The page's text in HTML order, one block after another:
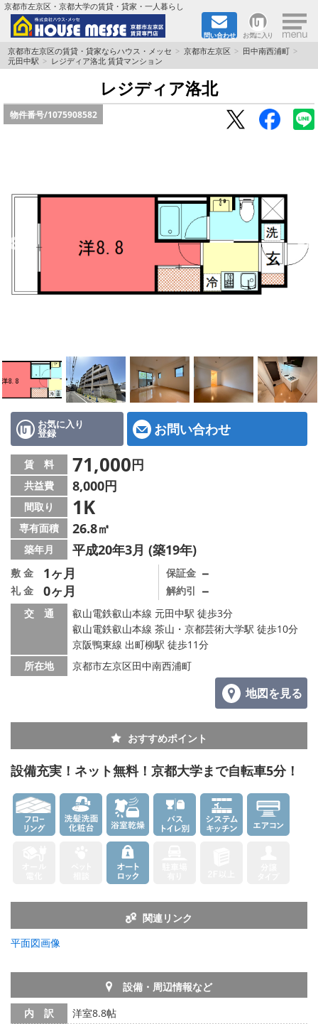
京都市左京区・京都大学の賃貸・貸家・一人暮らし
問い合わせ お気に入り ×
TOPページ
地域から検索
家族で住むならマンション？賃家？
一人暮らしの物件特集
ペット相談OKの賃貸！
ハウスメーカー施工特集！
路線·駅から探す
IT重説について
スタッフ紹介
賃貸管理の北白川店
店舗情報·アクセス
会社概要
メールでお問い合わせ
京都市左京区の賃貸・貸家ならハウス・メッセ 京都市左京区
田中南西浦町
元田中駅
レジディア洛北 賃貸マンション
レジディア洛北
物件番号/1075908582
お気に入り
登録 お問い合わせ
賃 料 71,000円
共益費 8,000円
間取り 1K
専有面積 26.8㎡
築年月 平成20年3月 (築19年)
敷 金 1ヶ月
礼 金 0ヶ月
保証金 －
解約引 －
交 通
叡山電鉄叡山本線 元田中駅 徒歩3分
叡山電鉄叡山本線 茶山・京都芸術大学駅 徒歩10分
京阪鴨東線 出町柳駅 徒歩11分
所在地
京都市左京区田中南西浦町
地図を見る
おすすめポイント
設備充実！ネット無料！京都大学まで自転車5分！
関連リンク
平面図画像
設備・周辺情報など
内 訳
洋室8.8帖